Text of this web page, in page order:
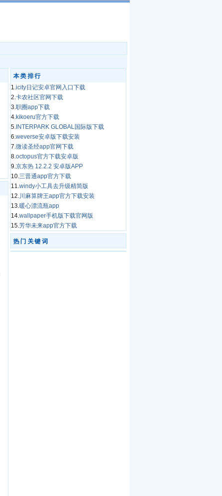
本类排行
1.icity日记安卓官网入口下载
2.卡农社区官网下载
3.职圈app下载
4.kikoeru官方下载
5. INTERPARK GLOBAL国际版下载
6.weverse安卓版下载安装
7.微读圣经app官网下载
8.octopus官方下载安卓版
9.京东热 12.2.2 安卓版APP
10.三晋通app官方下载
11.windy小工具去升级精简版
12.川麻算牌王app官方下载安装
13.暖心漂流瓶app
14.wallpaper手机版下载官网版
15.芳华未来app官方下载
热门关键词